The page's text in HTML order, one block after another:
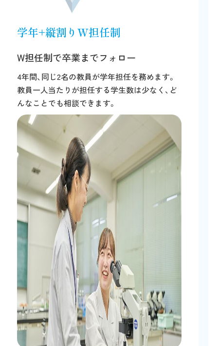
学年+縦割りW担任制
W担任制で卒業までフォロー
4年間、同じ2名の教員が学年担任を務めます。
教員一人当たりが担任する学生数は少なく、ど
んなことでも相談できます。